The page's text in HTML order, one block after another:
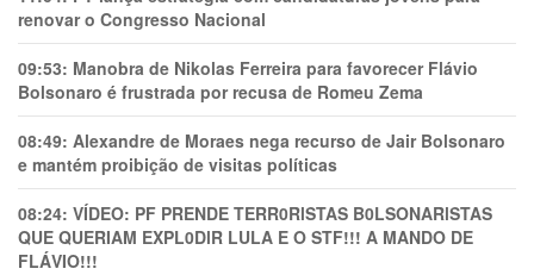
renovar o Congresso Nacional
09:53: Manobra de Nikolas Ferreira para favorecer Flávio
Bolsonaro é frustrada por recusa de Romeu Zema
08:49: Alexandre de Moraes nega recurso de Jair Bolsonaro
e mantém proibição de visitas políticas
08:24: VÍDEO: PF PRENDE TERR0RlSTAS B0LSONARlSTAS
QUE QUERIAM EXPL0DlR LULA E O STF!!! A MANDO DE
FLÁVIO!!!